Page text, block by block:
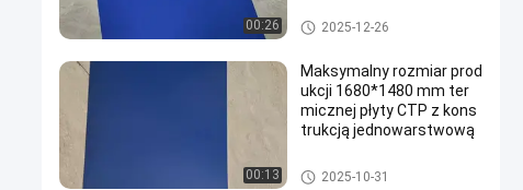
00:26 Dwuwarstwowa płyta CTP
2025-12-26
00:13
Maksymalny rozmiar prod
ukcji 1680*1480 mm ter
micznej płyty CTP z kons
trukcją jednowarstwową
Płyta termiczna CTP
2025-10-31